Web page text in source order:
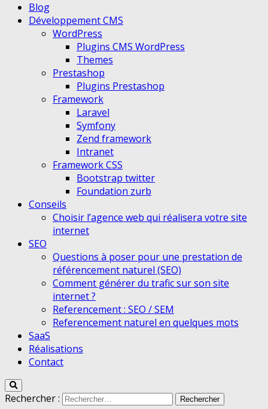
menu
menu
Blog
Développement CMS
WordPress
Plugins CMS WordPress
Themes
Prestashop
Plugins Prestashop
Framework
Laravel
Symfony
Zend framework
Intranet
Framework CSS
Bootstrap twitter
Foundation zurb
Conseils
Choisir l’agence web qui réalisera votre site
internet
SEO
Questions à poser pour une prestation de
référencement naturel (SEO)
Comment générer du trafic sur son site
internet ?
Referencement : SEO / SEM
Referencement naturel en quelques mots
SaaS
Réalisations
Contact
Rechercher :